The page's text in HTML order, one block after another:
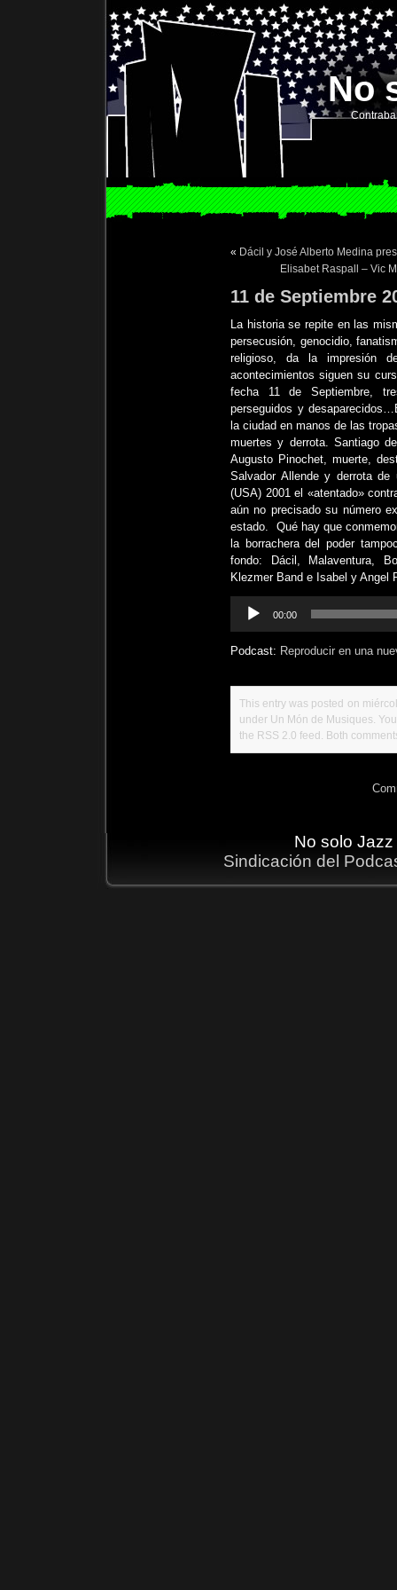
No
« Dácil y José Alberto Medina
Elisabet Raspall – Vic
11 de Septiembre
La historia se repite en las
persecusión, genocidio,
religioso, da la impresión
acontecimientos siguen su
fecha 11 de Septiembre,
perseguidos y
la ciudad en manos de las
muertes y derrota. Santiago
Augusto Pinochet, muerte,
Salvador Allende y derrota
(USA) 2001 el «atentado»
aún no precisado su número
estado. Qué hay que
la borrachera del poder
fondo: Dácil, Malaventura,
Klezmer Band e Isabel y Angel
Reproductor
00:00
Podcast: Reproducir en una
This entry was posted on
under Un Món de Musiques.
the RSS 2.0 feed. Both
No solo
Sindicación del